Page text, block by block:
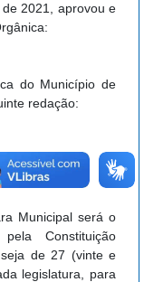
2021, aprovou e
do Município de
redação:
Municipal será o
Constituição
de 27 (vinte e
legislatura, para